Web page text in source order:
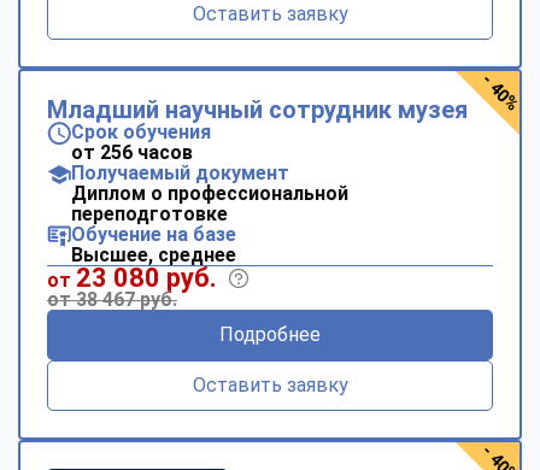
Оставить заявку
Младший научный сотрудник музея
Срок обучения
от 256 часов
Получаемый документ
Диплом о профессиональной
переподготовке
Обучение на базе
Высшее, среднее
от 23 080 руб.
от 38 467 руб.
Подробнее
Оставить заявку
- 40%